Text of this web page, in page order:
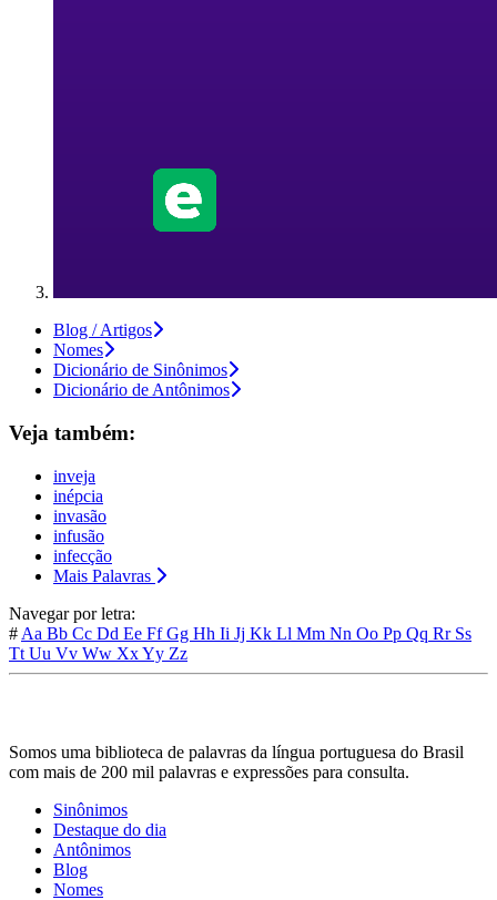
Blog / Artigos
Nomes
Dicionário de Sinônimos
Dicionário de Antônimos
Veja também:
inveja
inépcia
invasão
infusão
infecção
Mais Palavras
Navegar por letra:
# Aa Bb Cc Dd Ee FfGg Hh Ii Jj Kk Ll Mm Nn Oo Pp Qq Rr Ss
Tt Uu Vv Ww XxYy Zz
Somos uma biblioteca de palavras da língua portuguesa do Brasil
com mais de 200 mil palavras e expressões para consulta.
Sinônimos
Destaque do dia
Antônimos
Blog
Nomes